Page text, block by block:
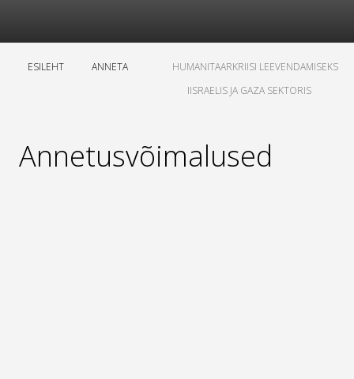
ESILEHT ANNETA
HUMANITAARKRIISI LEEVENDAMISEKS
IISRAELIS JA GAZA SEKTORIS
Annetusvõimalused